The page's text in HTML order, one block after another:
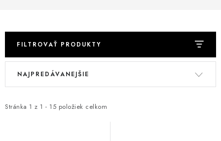
Všeobecné obchodné podmienky
Ako využíváme cookies
Ochrana osobných údajov
FILTROVAŤ PRODUKTY
V
i
Stránka 1 z 1 - 15 položiek celkom
R
e
NAJPREDÁVANEJŠIE